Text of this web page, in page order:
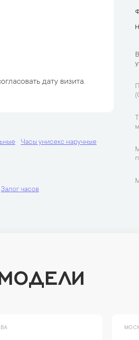
дату визита.
Часы унисекс наручные
Залог часов